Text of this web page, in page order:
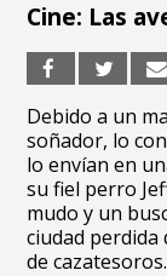
Cine: Las
Debido a un
soñador, lo
lo envían en
su fiel perro
mudo y un
ciudad perdida
de cazatesoros.